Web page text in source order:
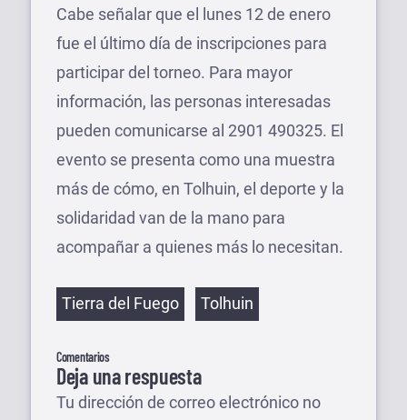
Cabe señalar que el lunes 12 de enero
fue el último día de inscripciones para
participar del torneo. Para mayor
información, las personas interesadas
pueden comunicarse al 2901 490325. El
evento se presenta como una muestra
más de cómo, en Tolhuin, el deporte y la
solidaridad van de la mano para
acompañar a quienes más lo necesitan.
Etiquetas
Tierra del Fuego Tolhuin
Comentarios
Deja una respuesta
Tu dirección de correo electrónico no